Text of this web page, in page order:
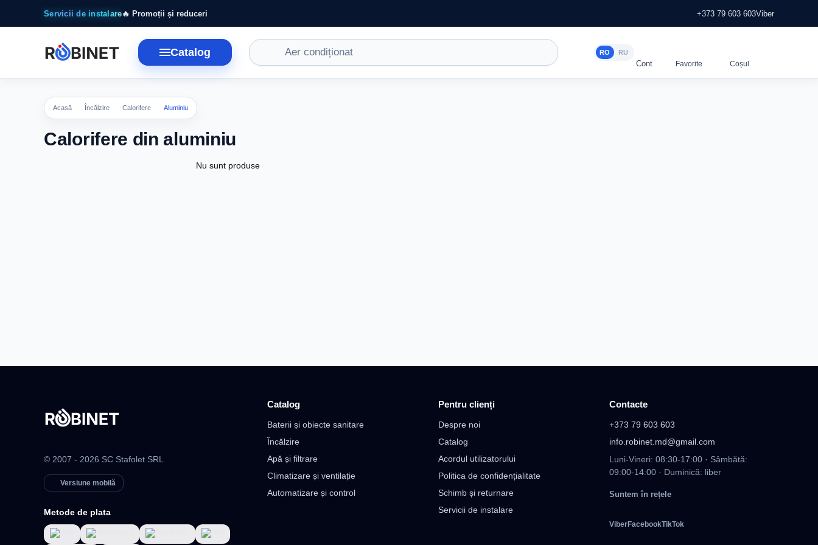
Mergi la conținutul principal
Servicii de instalare🔥 Promoții și reduceri +373 79 603 603Viber
Catalog RO RU
Acasă Încălzire Calorifere Aluminiu
Calorifere din aluminiu
Nu sunt produse
© 2007 - 2026 SC Stafolet SRL
Versiune mobilă
Metode de plata
Catalog
Baterii și obiecte sanitare
Încălzire
Apă și filtrare
Climatizare și ventilație
Automatizare și control
Pentru clienți
Despre noi
Catalog
Acordul utilizatorului
Politica de confidențialitate
Schimb și returnare
Servicii de instalare
Contacte
+373 79 603 603
info.robinet.md@gmail.com
Luni-Vineri: 08:30-17:00 · Sâmbătă:
09:00-14:00 · Duminică: liber
Suntem în rețele
ViberFacebookTikTok